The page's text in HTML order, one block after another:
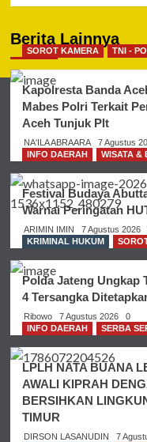
Berita Lainnya
SOROT KAMERA TNI -
Kapolresta Banda
Mabes Polri Terkait
Aceh Tunjuk Plt
NA'ILA ABRAARA 7 Agustus
INFO DAERAH
WISATA &
Festival Budaya
Warnai Peringatan
ARIMIN IMIN 7 Agustus 2026
KRIMINAL HUKUM
Polda Jateng Ungkap
4 Tersangka
Ribowo 7 Agustus 2026
0
INFO DAERAH
SERBA
LPLH NATA BUANA
AWALI KIPRAH
BERSIHKAN
TIMUR
DIRSON LASANUDIN 7